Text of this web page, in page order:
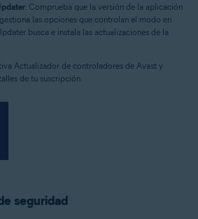
: Comprueba que la versión de la aplicación
las opciones que controlan el modo en
busca e instala las actualizaciones de la
Actualizador de controladores de Avast y
de tu suscripción.
seguridad